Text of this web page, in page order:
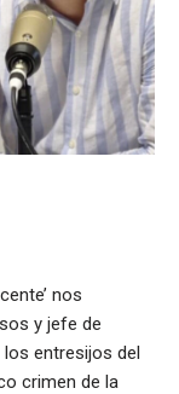
nos
y jefe de
entresijos del
crimen de la